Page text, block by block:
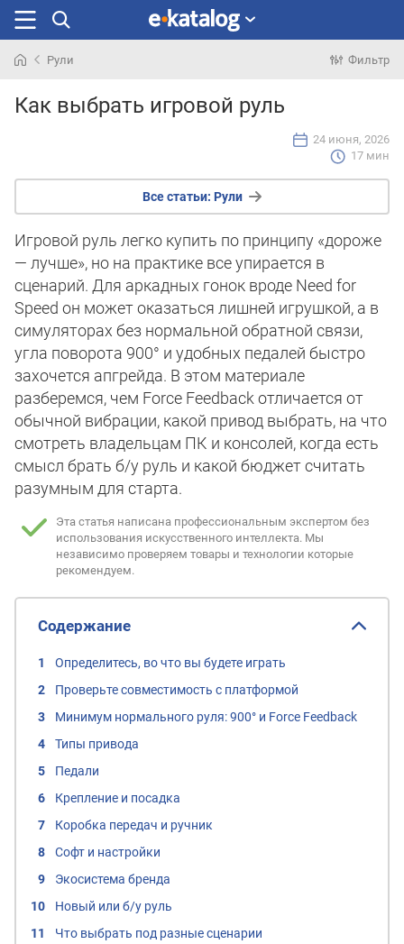
раньше
Рули Фильтр
Как выбрать игровой руль
17 мин
24 июня, 2026
Все статьи: Рули
Игровой руль легко купить по принципу «дороже
— лучше», но на практике все упирается в
сценарий. Для аркадных гонок вроде Need for
Speed он может оказаться лишней игрушкой, а в
симуляторах без нормальной обратной связи,
угла поворота 900° и удобных педалей быстро
захочется апгрейда. В этом материале
разберемся, чем Force Feedback отличается от
обычной вибрации, какой привод выбрать, на что
смотреть владельцам ПК и консолей, когда есть
смысл брать б/у руль и какой бюджет считать
разумным для старта.
Эта статья написана профессиональным экспертом без
использования искусственного интеллекта. Мы
независимо проверяем товары и технологии которые
рекомендуем.
Содержание
Определитесь, во что вы будете играть
Проверьте совместимость с платформой
Минимум нормального руля: 900° и Force Feedback
Типы привода
Педали
Крепление и посадка
Коробка передач и ручник
Софт и настройки
Экосистема бренда
Новый или б/у руль
Что выбрать под разные сценарии